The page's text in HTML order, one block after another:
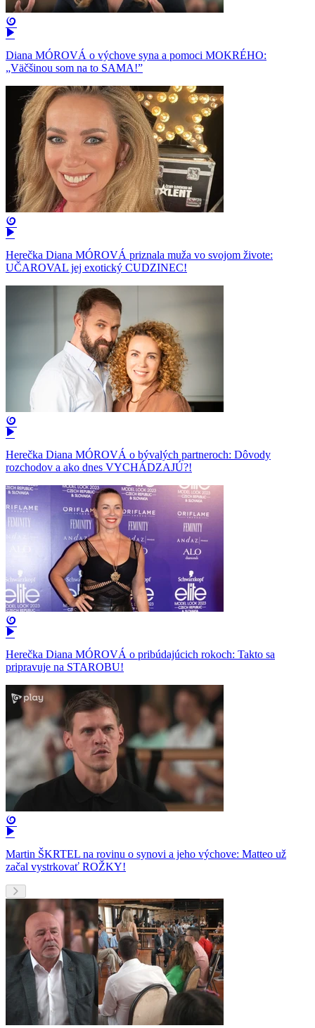
Diana MÓROVÁ o výchove syna a pomoci MOKRÉHO:
„Väčšinou som na to SAMA!”
Herečka Diana MÓROVÁ priznala muža vo svojom živote:
UČAROVAL jej exotický CUDZINEC!
Herečka Diana MÓROVÁ o bývalých partneroch: Dôvody
rozchodov a ako dnes VYCHÁDZAJÚ?!
Herečka Diana MÓROVÁ o pribúdajúcich rokoch: Takto sa
pripravuje na STAROBU!
Martin ŠKRTEL na rovinu o synovi a jeho výchove: Matteo už
začal vystrkovať ROŽKY!